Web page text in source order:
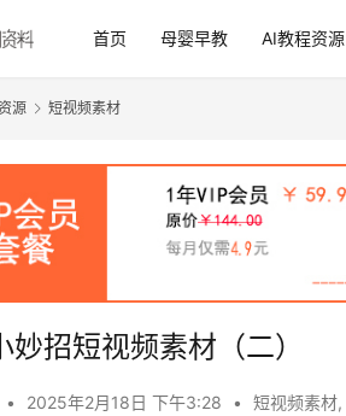
首页 母婴早教 AI教程资源
源 短视频素材
妙招短视频素材（二）
• 2025年2月18日 下午3:28 • 短视频素材,